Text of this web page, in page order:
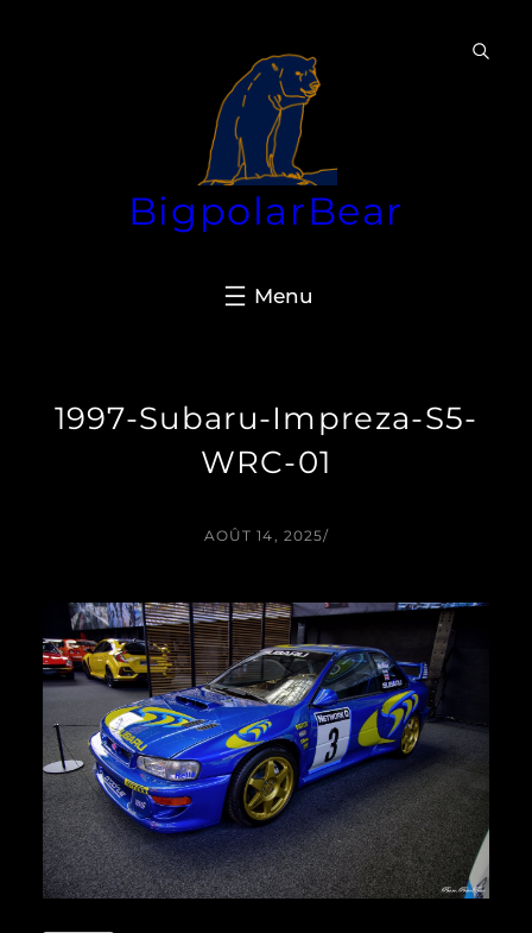
BigpolarBear
1997-Subaru-Impreza-S5-
WRC-01
AOÛT 14, 2025/